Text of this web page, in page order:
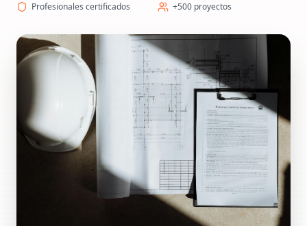
Profesionales certificados
+500 proyectos